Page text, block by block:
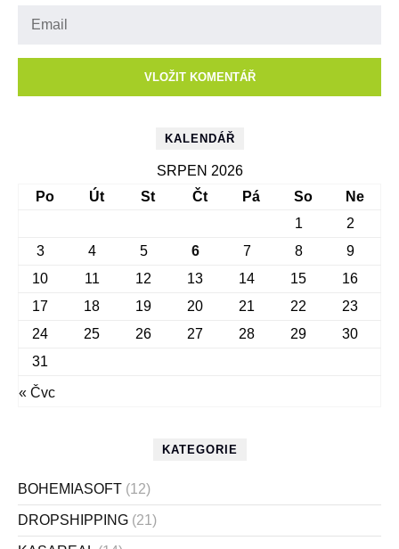
KALENDÁŘ
SRPEN 2026
Po
Út St Čt Pá So Ne
« Čvc
1
2
3
4 5 6 7 8
9
10
11 12 13 14 15
16
17
18 19 20 21 22
23
24
25 26 27 28 29
30
31
KATEGORIE
BOHEMIASOFT (12)
DROPSHIPPING (21)